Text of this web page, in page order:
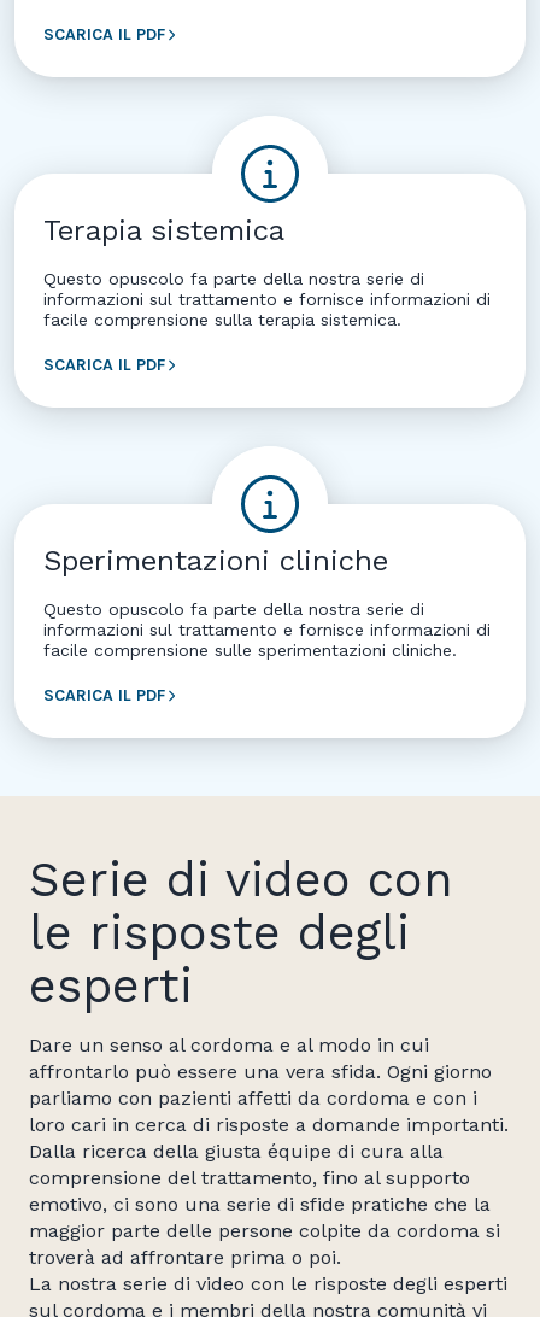
SCARICA IL PDF
Terapia sistemica
Questo opuscolo fa parte della nostra serie di
informazioni sul trattamento e fornisce informazioni di
facile comprensione sulla terapia sistemica.
SCARICA IL PDF
Sperimentazioni cliniche
Questo opuscolo fa parte della nostra serie di
informazioni sul trattamento e fornisce informazioni di
facile comprensione sulle sperimentazioni cliniche.
SCARICA IL PDF
Serie di video con
le risposte degli
esperti
Dare un senso al cordoma e al modo in cui
affrontarlo può essere una vera sfida. Ogni giorno
parliamo con pazienti affetti da cordoma e con i
loro cari in cerca di risposte a domande importanti.
Dalla ricerca della giusta équipe di cura alla
comprensione del trattamento, fino al supporto
emotivo, ci sono una serie di sfide pratiche che la
maggior parte delle persone colpite da cordoma si
troverà ad affrontare prima o poi.
La nostra serie di video con le risposte degli esperti
sul cordoma e i membri della nostra comunità vi